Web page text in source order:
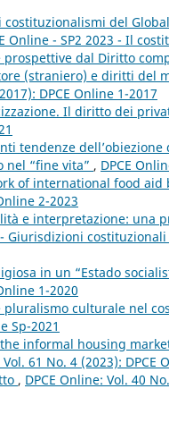
del
Online - SP2 2023 - Il
dal Diritto
(straniero) e diritti del
DPCE Online 1-2017
Il diritto dei
tendenze
nel “fine vita” , DPCE
of international food
2-2023
e interpretazione: una
- Giurisdizioni
in un “Estado
1-2020
culturale nel
Sp-2021
informal housing
Vol. 61 No. 4 (2023): DPCE
, DPCE Online: Vol. 40